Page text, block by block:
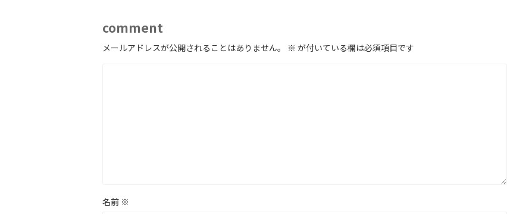
comment
メールアドレスが公開されることはありません。 ※ が付いている欄は必須項目です
名前 ※